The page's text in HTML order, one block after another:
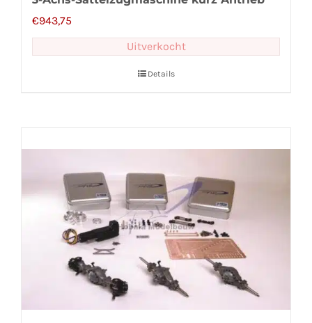
€943,75
Uitverkocht
Details